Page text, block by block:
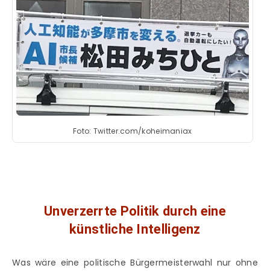
Foto: Twitter.com/koheimaniax
Unverzerrte Politik durch eine
künstliche Intelligenz
Was wäre eine politische Bürgermeisterwahl nur ohne